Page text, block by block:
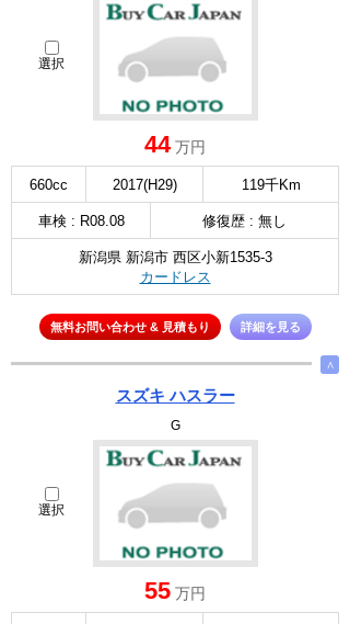
選択
44万円
660cc 2017(H29) 119千Km
車検 : R08.08 修復歴 : 無し
新潟県 新潟市 西区小新1535-3
カードレス
無料お問い合わせ & 見積もり 詳細を見る
∧
スズキ ハスラー
G
選択
55 万円